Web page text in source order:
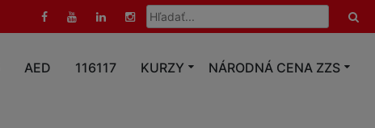
Hľadať:
AED 116117 KURZY NÁRODNÁ CENA ZZS